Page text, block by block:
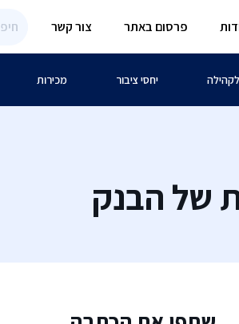
פרסום באתר צור קשר
יחסי ציבור מכירות
של הבנק